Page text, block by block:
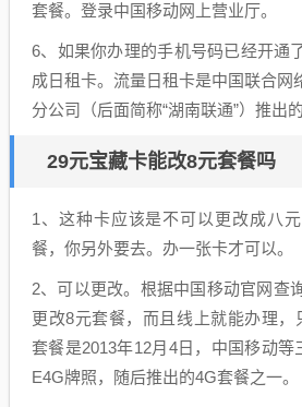
套餐。登录中国移动网上营业厅。
6、如果你办理的手机号码已经开通
成日租卡。流量日租卡是中国联合网
分公司（后面简称“湖南联通”）推出
29元宝藏卡能改8元套餐吗
1、这种卡应该是不可以更改成八
餐，你另外要去。办一张卡才可以。
2、可以更改。根据中国移动官网查
更改8元套餐，而且线上就能办理
套餐是2013年12月4日，中国移动等
E4G牌照，随后推出的4G套餐之一。